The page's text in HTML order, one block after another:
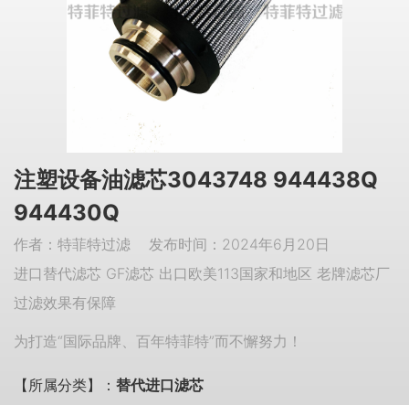
注塑设备油滤芯3043748 944438Q
944430Q
作者：特菲特过滤 发布时间：2024年6月20日
进口替代滤芯 GF滤芯 出口欧美113国家和地区 老牌滤芯厂
过滤效果有保障
为打造“国际品牌、百年特菲特”而不懈努力！
【所属分类】： 替代进口滤芯